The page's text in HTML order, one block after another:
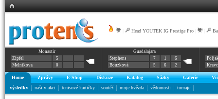
Head YOUTEK IG Prestige Pro
Monastir
Zipfel
5
Melnikova
0
Guadalajara
Stephens
7 1
6
Bouzková
5 6 2
Home Zprávy E-Shop Diskuze Katalog Sázky Galerie
výsledky
naši v akci tenisové kartičky soutěž moje hvězda vědomosti turnaje